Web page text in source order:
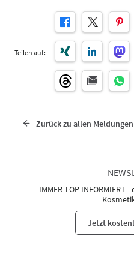
Teilen auf:
Zurück zu allen Meldungen
IMMER TOP
Jetzt